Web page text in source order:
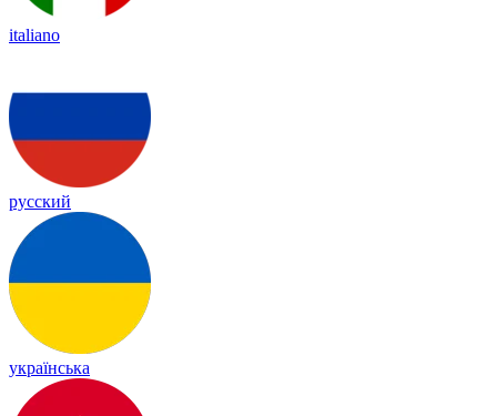
italiano
русский
українська